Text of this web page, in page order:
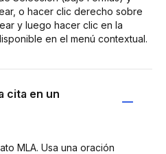
o hacer clic derecho sobre
y luego hacer clic en la
en el menú contextual.
cita en un
MLA. Usa una oración